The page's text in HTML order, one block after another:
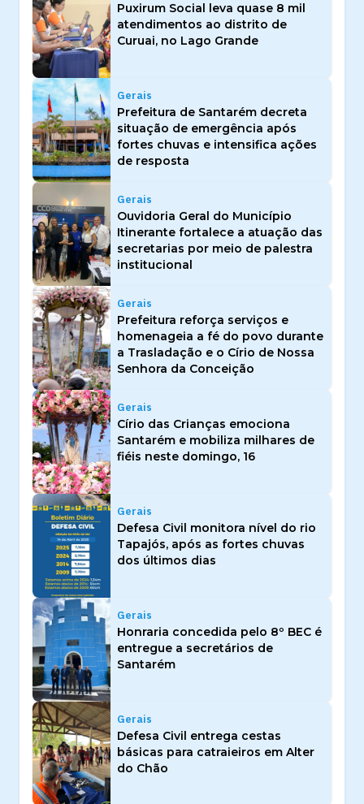
Puxirum Social leva quase 8 mil
atendimentos ao distrito de
Curuai, no Lago Grande
Gerais
Prefeitura de Santarém decreta
situação de emergência após
fortes chuvas e intensifica ações
de resposta
Gerais
Ouvidoria Geral do Município
Itinerante fortalece a atuação das
secretarias por meio de palestra
institucional
Gerais
Prefeitura reforça serviços e
homenageia a fé do povo durante
a Trasladação e o Círio de Nossa
Senhora da Conceição
Gerais
Círio das Crianças emociona
Santarém e mobiliza milhares de
fiéis neste domingo, 16
Gerais
Defesa Civil monitora nível do rio
Tapajós, após as fortes chuvas
dos últimos dias
Gerais
Honraria concedida pelo 8º BEC é
entregue a secretários de
Santarém
Gerais
Defesa Civil entrega cestas
básicas para catraieiros em Alter
do Chão